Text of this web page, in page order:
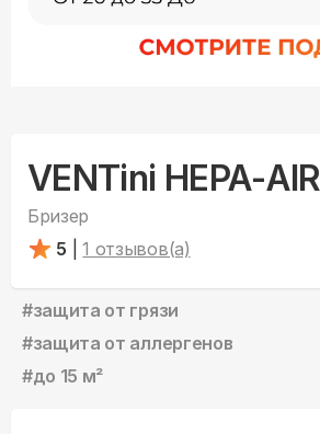
VENTini HEPA-AIR
Бризер
5
1 отзывов(а)
#защита от грязи
#защита от аллергенов
#до 15 м²